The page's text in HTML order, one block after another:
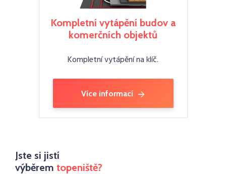
Kompletní vytápění budov a
komerčních objektů
Kompletní vytápění na klíč.
Více informací
Jste si jistí
výběrem topeniště?